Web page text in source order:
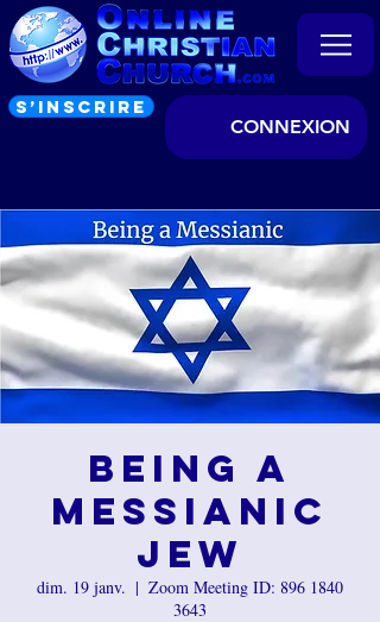
S’INSCRIRE
CONNEXION
Being a
Messianic
Jew
dim. 19 janv.
  |
Zoom Meeting ID: 896 1840
3643